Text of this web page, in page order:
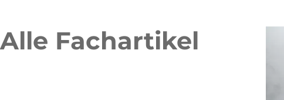
Alle Fachartikel